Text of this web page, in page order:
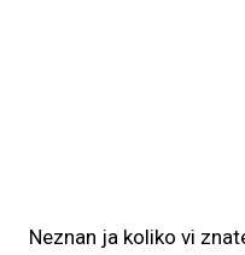
Neznan ja koliko vi